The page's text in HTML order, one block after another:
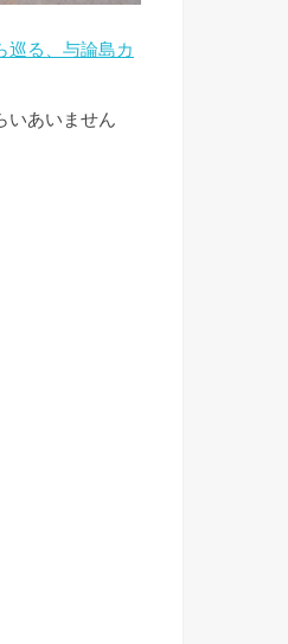
巡る、与論島カ
いあいません